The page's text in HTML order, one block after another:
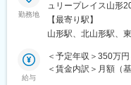
す。
※資格取得に必要な
面的にバックアップい
■キャリアアップの流
・1年目：初任者研
【はじめに】
当ポジションはフィ
入されたお客様先へ
う技術職となります。
メンテナンススキル
勤務地
ュリープレイス山形
範囲：会社の定める
【最寄り駅】
山形駅、北山形駅、
給与
＜予定年収＞350万
＜賃金内訳＞月額（